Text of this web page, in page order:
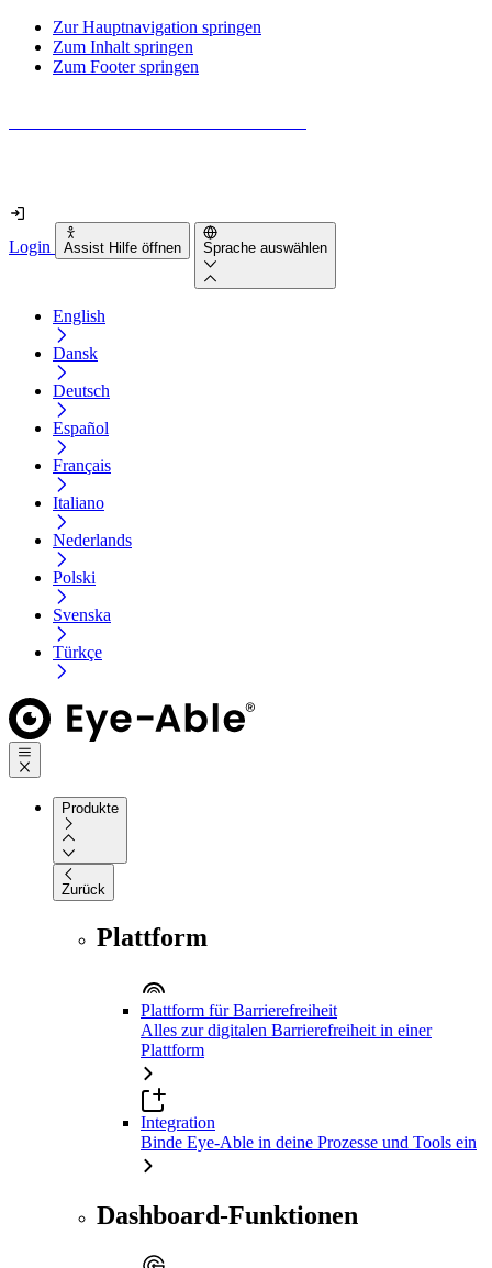
Zur Hauptnavigation springen
Zum Inhalt springen
Zum Footer springen
Login Assist Hilfe öffnen Sprache auswählen
English
Dansk
Deutsch
Español
Français
Italiano
Nederlands
Polski
Svenska
Türkçe
Produkte
Zurück
Plattform
Plattform für Barrierefreiheit
Alles zur digitalen Barrierefreiheit in einer
Plattform
Integration
Binde Eye-Able in deine Prozesse und Tools ein
Dashboard-Funktionen